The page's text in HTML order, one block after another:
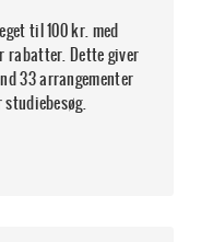
til 100 kr. med
rabatter. Dette giver
33 arrangementer
studiebesøg.